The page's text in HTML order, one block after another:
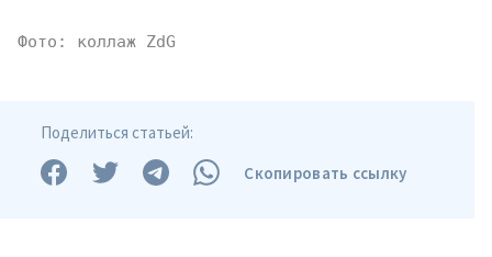
Фото: коллаж ZdG
Поделиться статьей:
Скопировать ссылку